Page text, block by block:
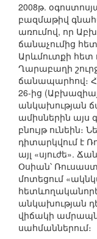
2008թ.
բազմաթիվ
առումով, որ
ճանաչումից
Արևմուտքի հետ
Ղարաբաղի
ճանապարհով։
26-ից
անկախության
ամիսներին այս
բնույթ ունեին։
դիտարկվում է
այլ «սյուժե».
Օսիան՝
մոտեցում
անկախության
վիճակի
սահմաններում։